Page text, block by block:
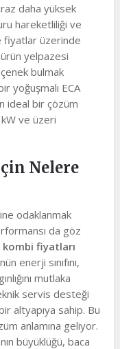
daha yüksek
hareketliliği ve
fiyatlar üzerinde
yelpazesi
bulmak
yoğuşmalı ECA
ideal bir çözüm
ve üzeri
Nelere
odaklanmak
da göz
kombi fiyatları
enerji sınıfını,
mutlaka
servis desteği
altyapıya sahip. Bu
anlamına geliyor.
büyüklüğü, baca